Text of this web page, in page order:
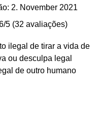
2. November 2021
5 (32 avaliações)
ilegal de tirar a vida de
ou desculpa legal
de outro humano